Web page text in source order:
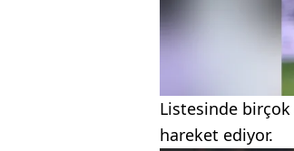
Listesinde birçok
hareket ediyor.